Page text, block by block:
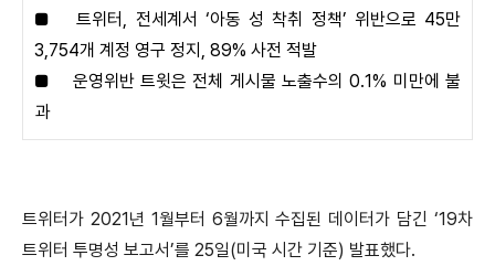
■
트위터, 전세계서 ‘아동 성 착취 정책’ 위반으로 45만
3,754개 계정 영구 정지, 89% 사전 적발
■
운영위반 트윗은 전체 게시물 노출수의 0.1% 미만에 불
과
트위터가 2021년 1월부터 6월까지 수집된 데이터가 담긴 ‘19차
트위터 투명성 보고서’를 25일(미국 시간 기준) 발표했다.